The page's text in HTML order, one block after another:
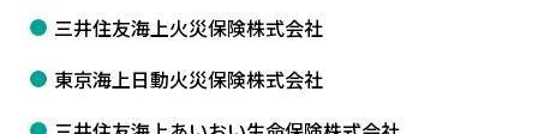
三井住友海上火災保険株式会社
東京海上日動火災保険株式会社